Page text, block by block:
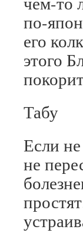
по-
его
этого
Табу
Если
не